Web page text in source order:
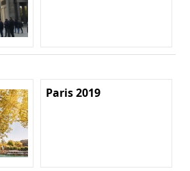
Paris 2019